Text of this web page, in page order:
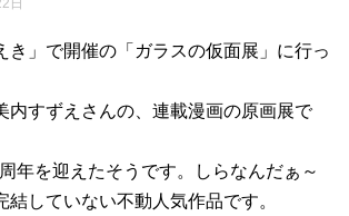
き」で開催の「ガラスの仮面展」に行っ
内すずえさんの、連載漫画の原画展で
年を迎えたそうです。しらなんだぁ～
結していない不動人気作品です。